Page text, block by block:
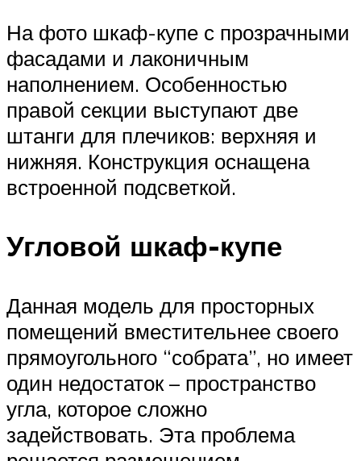
На фото шкаф-купе с прозрачными
фасадами и лаконичным
наполнением. Особенностью
правой секции выступают две
штанги для плечиков: верхняя и
нижняя. Конструкция оснащена
встроенной подсветкой.
Угловой шкаф-купе
Данная модель для просторных
помещений вместительнее своего
прямоугольного “собрата”, но имеет
один недостаток – пространство
угла, которое сложно
задействовать. Эта проблема